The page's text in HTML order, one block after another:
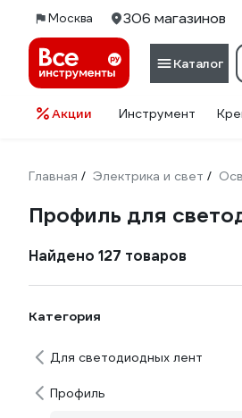
Москва 306 магазинов
Каталог
Акции Инструмент
Главная / Электрика и свет /
Профиль для
Найдено 127 товаров
Категория
Для светодиодных лент
Профиль